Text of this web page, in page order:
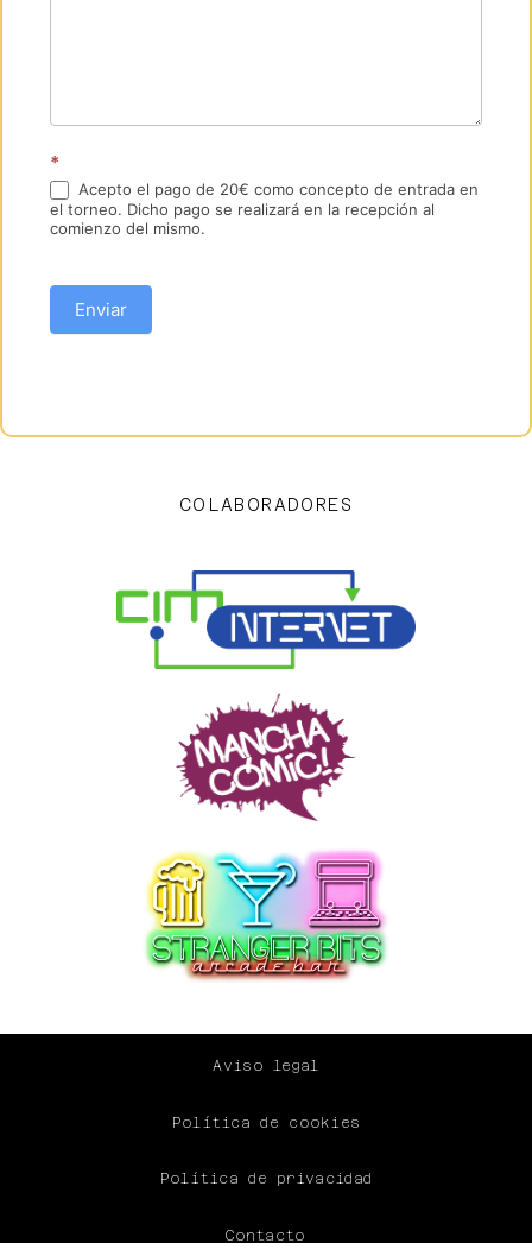
*
Acepto el pago de 20€ como concepto de entrada en
el torneo. Dicho pago se realizará en la recepción al
comienzo del mismo.
Enviar
COLABORADORES
Aviso legal
Política de cookies
Política de privacidad
Contacto